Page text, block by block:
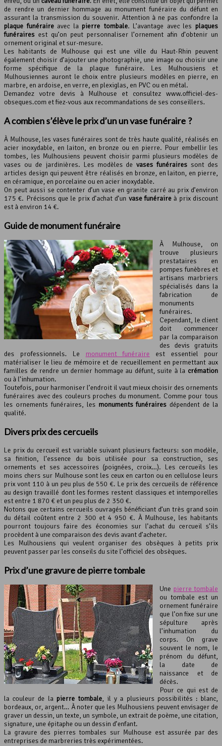
de rendre un dernier hommage au monument funéraire du défunt en
assurant la transmission du souvenir. Attention à ne pas confondre la
plaque funéraireavec la pierre tombale. L’avantage avec les plaques
funéraires est qu’on peut personnaliser l’ornement afin d’obtenir un
ornement original et sur-mesure.
Les habitants de Mulhouse qui est une ville du Haut-Rhin peuvent
également choisir d’ajouter une photographie, une image ou choisir une
forme spécifique de la plaque funéraire. Les Mulhousiens et
Mulhousiennes auront le choix entre plusieurs modèles en pierre, en
marbre, en ardoise, en verre, en plexiglas, en PVC ou en métal.
Demandez votre devis à Mulhouse et consultez www.officiel-des-
obseques.com et fiez-vous aux recommandations de ses conseillers.
A combien s’élève le prix d’un un vase funéraire ?
À Mulhouse, les vases funéraires sont de très haute qualité, réalisés en
acier inoxydable, en laiton, en bronze ou en pierre. Pour embellir les
tombes, les Mulhousiens peuvent choisir parmi plusieurs modèles de
vases ou de jardinières. Les modèles devases funéraires sont des
articles design qui peuvent être réalisés en bronze, en laiton, en pierre,
en céramique, en porcelaine ou en acier inoxydable.
On peut aussi se contenter d’un vase en granite carré au prix d’environ
175 €. Précisons que le prix d’achat d’un vase funéraire à prix discount
est à environ 14 €.
Guide de monument funéraire
À Mulhouse, on
trouve plusieurs
prestataires en
pompes funèbres et
artisans marbriers
spécialisés dans la
fabrication de
monuments
funéraires.
Cependant, le client
doit commencer
par la comparaison
des devis gratuits
des professionnels. Le monument funéraire est essentiel pour
matérialiser le lieu de mémoire et de recueillement en permettant aux
familles de rendre un dernier hommage au défunt, suite à la crémation
ou à l’inhumation.
Toutefois, pour harmoniser l’endroit il vaut mieux choisir des ornements
funéraires avec des couleurs proches du monument. Comme pour tous
les ornements funéraires, les monuments funéraires dépendent de la
qualité.
Divers prix des cercueils
Le prix du cercueil est variable suivant plusieurs facteurs: son modèle,
sa finition, l’essence du bois utilisée pour sa construction, ses
ornements et ses accessoires (poignées, croix…). Les cercueils les
moins chers sur Mulhouse sont les ceux en carton ou en cellulose leurs
prix vont 110 à un peu plus de 550 €. Le prix des cercueils de référence
au design travaillé dont les formes restent classiques et intemporelles
est entre 1 870 € et un peu plus de 2 350 €.
Notons que certains cercueils ouvragés bénéficiant d’un très grand soin
du détail coûtent entre 2 300 et 4 950 €. À Mulhouse, les habitants
pourront toujours faire des économies sur l’achat du cercueil s’ils
procèdent à une comparaison des devis avant d’acheter.
Les Mulhousiens qui veulent organiser des obsèques à petits prix
peuvent passer par les conseils du site l’officiel des obsèques.
Prix d’une gravure de pierre tombale
Une pierre tombale
ou tombale est un
ornement funéraire
que l’on fixe sur une
sépulture après
l’inhumation du
corps. On grave
souvent le nom, le
prénom du défunt,
la date de
naissance et de
décès.
Pour ce qui est de
la couleur de la pierre tombale, il y a plusieurs possibilités : blanc,
bordeaux, or, argent… À noter que les Mulhousiens peuvent envisager de
graver un dessin, un texte, un symbole, un extrait de poème, une citation,
signature, une épitaphe ou un dessin d’enfant.
La gravure des pierres tombales sur Mulhouse est assurée par des
entreprises de marbreries très expérimentées.